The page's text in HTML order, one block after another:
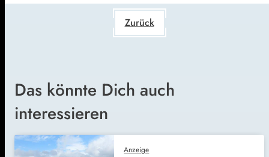
Zurück
Das könnte Dich auch
interessieren
Anzeige